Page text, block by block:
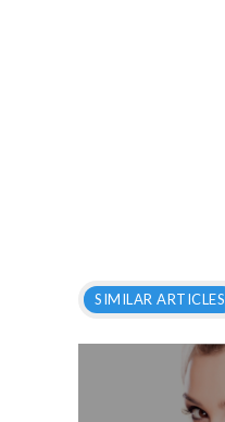
SIMILAR ARTICLES